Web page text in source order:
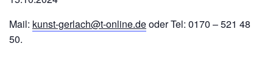
Mail: kunst-gerlach@t-online.deoder Tel: 0170 – 521 48
50.